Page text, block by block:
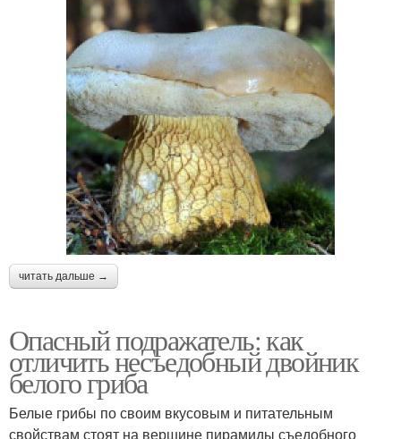
читать дальше →
Опасный подражатель: как
отличить несъедобный двойник
белого гриба
Белые грибы по своим вкусовым и питательным
свойствам стоят на вершине пирамиды съедобного